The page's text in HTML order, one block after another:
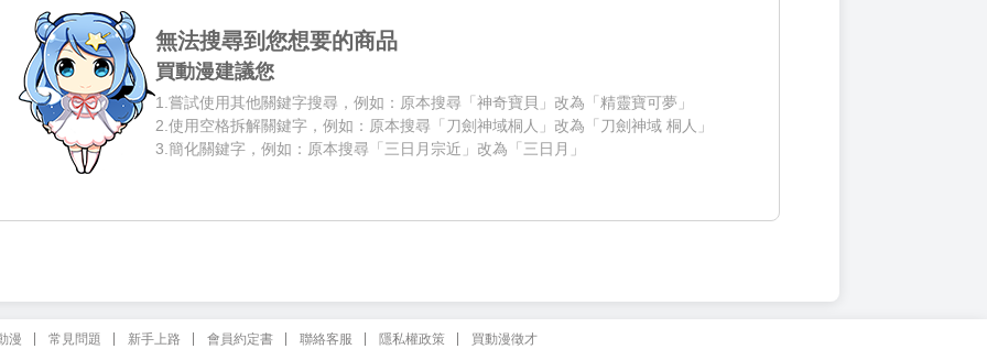
無法搜尋到您想要的商品
買動漫建議您
1.嘗試使用其他關鍵字搜尋，例如：原本搜尋「神奇寶貝」改為「精靈寶可夢」
2.使用空格拆解關鍵字，例如：原本搜尋「刀劍神域桐人」改為「刀劍神域 桐人」
3.簡化關鍵字，例如：原本搜尋「三日月宗近」改為「三日月」
漫 常見問題 新手上路 會員約定書 聯絡客服 隱私權政策 買動漫徵才